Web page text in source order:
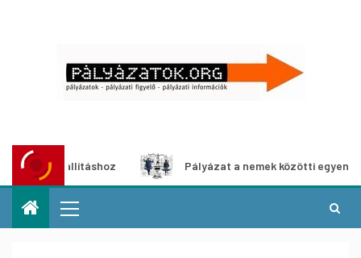
kiállításhoz Pályázat a nemek közötti egyenlőség